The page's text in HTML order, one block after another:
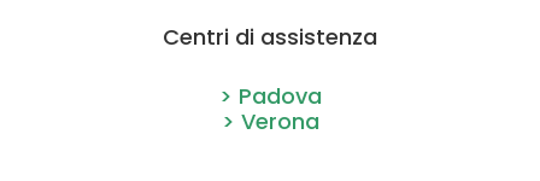
Centri di assistenza
> Padova
> Verona